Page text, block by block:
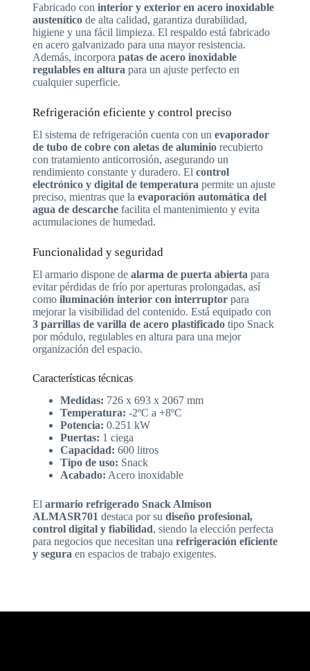
Fabricado con interior y exterior en acero inoxidable
austeníticode alta calidad, garantiza durabilidad,
higiene y una fácil limpieza. El respaldo está fabricado
en acero galvanizado para una mayor resistencia.
Además, incorpora patas de acero inoxidable
regulables en altura para un ajuste perfecto en
cualquier superficie.
Refrigeración eficiente y control preciso
El sistema de refrigeración cuenta con un evaporador
de tubo de cobre con aletas de aluminiorecubierto
con tratamiento anticorrosión, asegurando un
rendimiento constante y duradero. El control
electrónico y digital de temperatura permite un ajuste
preciso, mientras que la evaporación automática del
agua de descarchefacilita el mantenimiento y evita
acumulaciones de humedad.
Funcionalidad y seguridad
El armario dispone de alarma de puerta abierta para
evitar pérdidas de frío por aperturas prolongadas, así
como iluminación interior con interruptorpara
mejorar la visibilidad del contenido. Está equipado con
3 parrillas de varilla de acero plastificadotipo Snack
por módulo, regulables en altura para una mejor
organización del espacio.
Características técnicas
Medidas: 726 x 693 x 2067 mm
Temperatura: -2ºC a +8ºC
Potencia: 0.251 kW
Puertas: 1 ciega
Capacidad: 600 litros
Tipo de uso: Snack
Acabado: Acero inoxidable
El armario refrigerado Snack Almison
ALMASR701 destaca por su diseño profesional,
control digital y fiabilidad, siendo la elección perfecta
para negocios que necesitan una refrigeración eficiente
y segura en espacios de trabajo exigentes.